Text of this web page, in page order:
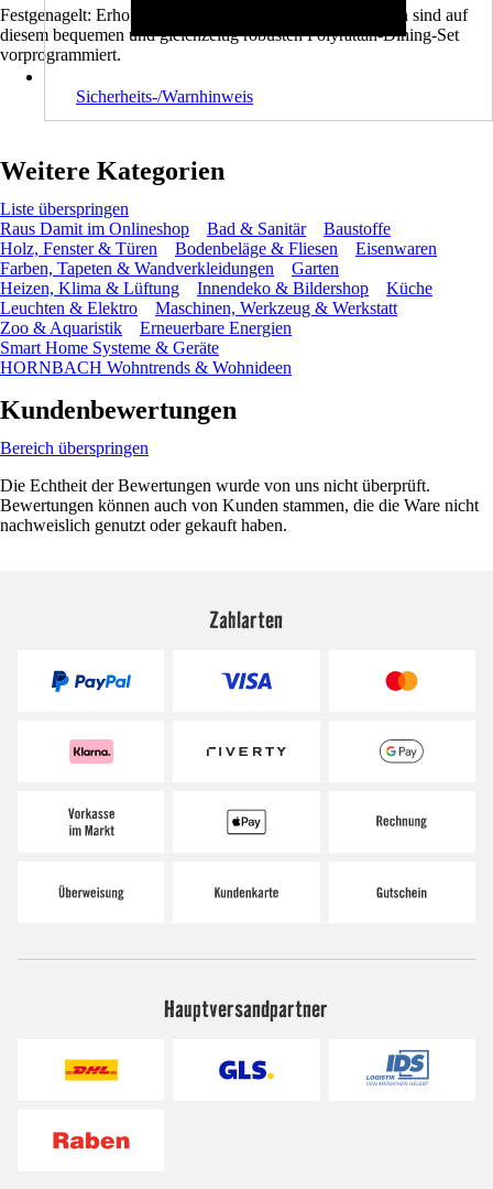
Festgenagelt: Erholsame und gesellige Auszeiten im Freien sind auf
diesem bequemen und gleichzeitig robusten Polyrattan-Dining-Set
vorprogrammiert.
Sicherheits-/Warnhinweis
Weitere Kategorien
Liste überspringen
Raus Damit im Onlineshop
Bad & Sanitär
Baustoffe
Holz, Fenster & Türen
Bodenbeläge & Fliesen
Eisenwaren
Farben, Tapeten & Wandverkleidungen
Garten
Heizen, Klima & Lüftung
Innendeko & Bildershop
Küche
Leuchten & Elektro
Maschinen, Werkzeug & Werkstatt
Zoo & Aquaristik
Erneuerbare Energien
Smart Home Systeme & Geräte
HORNBACH Wohntrends & Wohnideen
Kundenbewertungen
Bereich überspringen
Die Echtheit der Bewertungen wurde von uns nicht überprüft.
Bewertungen können auch von Kunden stammen, die die Ware nicht
nachweislich genutzt oder gekauft haben.
Zahlarten
Hauptversandpartner